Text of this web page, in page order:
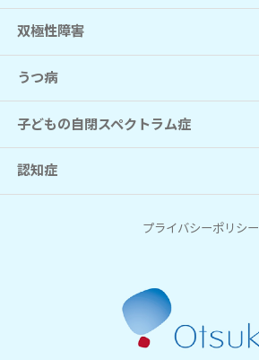
双極性障害
うつ病
子どもの自閉スペクトラム症
認知症
プライバシーポリシー